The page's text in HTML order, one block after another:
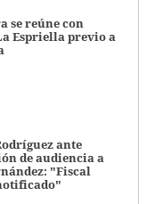
se reúne con
Espriella previo a
ante
de audiencia a
"Fiscal